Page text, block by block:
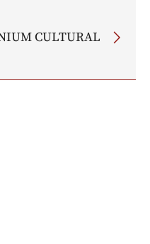
CULTURAL